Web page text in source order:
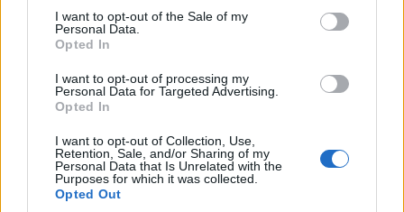
consent section.
I want to opt-out of the Sale of my
Personal Data.
Opted In
I want to opt-out of processing my
Personal Data for Targeted Advertising.
Opted In
I want to opt-out of Collection, Use,
Retention, Sale, and/or Sharing of my
Personal Data that Is Unrelated with the
Purposes for which it was collected.
Opted Out